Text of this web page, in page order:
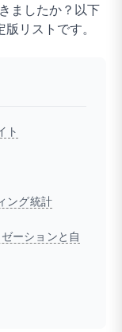
ましたか？以下
リストです。
ト
ング統計
ーションと自